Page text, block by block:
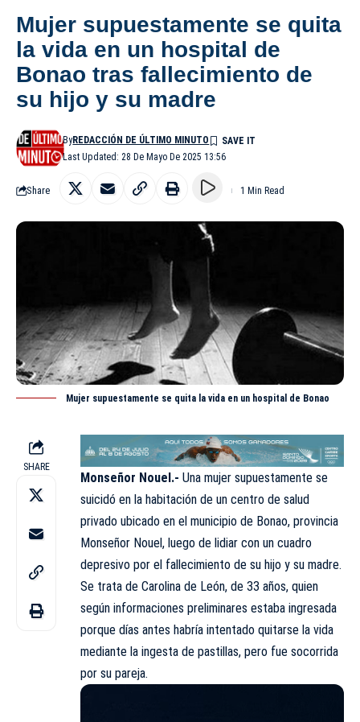
Mujer supuestamente se quita
la vida en un hospital de
Bonao tras fallecimiento de
su hijo y su madre
Last Updated: 28 De Mayo De 2025 13:56
ByREDACCIÓN DE ÚLTIMO MINUTO
Share 1 Min Read
Mujer supuestamente se quita la vida en un hospital de Bonao
SHARE
Monseñor Nouel.- Una mujer supuestamente se
suicidó en la habitación de un centro de salud
privado ubicado en el municipio de Bonao, provincia
Monseñor Nouel, luego de lidiar con un cuadro
depresivo por el fallecimiento de su hijo y su madre.
Se trata de Carolina de León, de 33 años, quien
según informaciones preliminares estaba ingresada
porque días antes habría intentado quitarse la vida
mediante la ingesta de pastillas, pero fue socorrida
por su pareja.